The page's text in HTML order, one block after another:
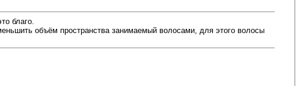
благо.
объём пространства занимаемый волосами, для этого волосы